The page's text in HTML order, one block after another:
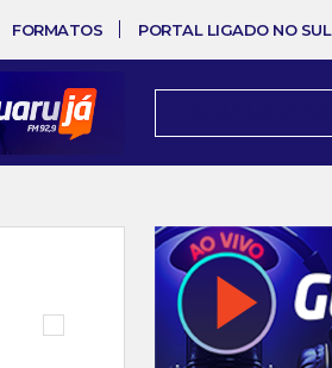
FORMATOS PORTAL LIGADO NO SUL